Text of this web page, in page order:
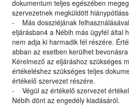
dokumentum teljes egészében
szervezetnek megküldött
- Más dossziéjának
eljárásban4 a Nébih más ügyfél által
nem adja ki harmadik fél részére.
abban az esetben kerülhet
Kérelmező az eljáráshoz szükséges
értékeléshez szükséges teljes
értékelő szervezet részére.
- Végül az értékelő szervezet
Nébih dönt az engedély kiadásáról.